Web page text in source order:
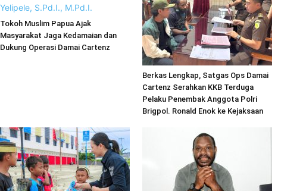
Tokoh Muslim Papua Ajak
Masyarakat Jaga Kedamaian dan
Dukung Operasi Damai Cartenz
Berkas Lengkap, Satgas Ops Damai
Cartenz Serahkan KKB Terduga
Pelaku Penembak Anggota Polri
Brigpol. Ronald Enok ke Kejaksaan